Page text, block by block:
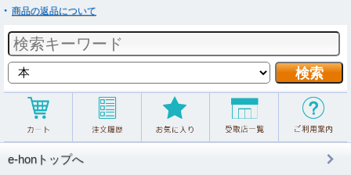
商品の返品について
e-honトップへ